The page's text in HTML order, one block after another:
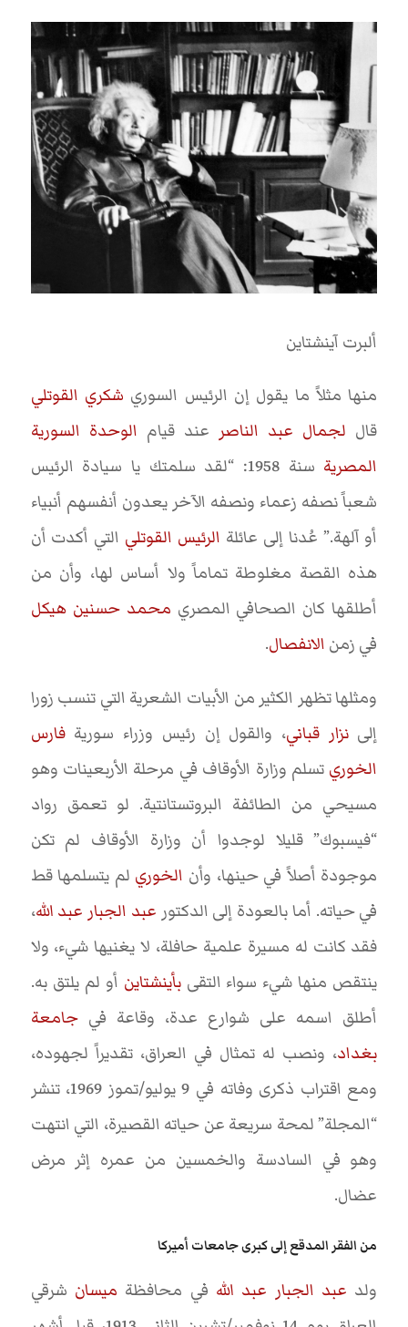
ألبرت آينشتاين
منها مثلاً ما يقول إن الرئيس السوري شكري القوتلي
قال لجمال عبد الناصر عند قيام الوحدة السورية
المصرية
سنة 1958: “لقد سلمتك يا سيادة الرئيس
شعباً نصفه زعماء ونصفه الآخر يعدون أنفسهم أنبياء
أو آلهة.” عُدنا إلى عائلة الرئيس القوتلي التي أكدت أن
هذه القصة مغلوطة تماماً ولا أساس لها، وأن من
أطلقها كان الصحافي المصري محمد حسنين هيكل
في زمن الانفصال.
ومثلها تظهر الكثير من الأبيات الشعرية التي تنسب زورا
إلىنزار قباني، والقول إن رئيس وزراء سوريةفارس
الخوري تسلم وزارة الأوقاف في مرحلة الأربعينات وهو
مسيحي من الطائفة البروتستانتية. لو تعمق رواد
“فيسبوك” قليلا لوجدوا أن وزارة الأوقاف لم تكن
موجودة أصلاً في حينها، وأن الخوري لم يتسلمها قط
في حياته. أما بالعودة إلى الدكتور عبد الجبار عبد الله،
فقد كانت له مسيرة علمية حافلة، لا يغنيها شيء، ولا
ينتقص منها شيء سواء التقىبأينشتاين أو لم يلتق به.
أطلق اسمه على شوارع عدة، وقاعة فيجامعة
بغداد، ونصب له تمثال في العراق، تقديراً لجهوده،
ومع اقتراب ذكرى وفاته في 9 يوليو/تموز 1969، تنشر
“المجلة” لمحة سريعة عن حياته القصيرة، التي انتهت
وهو في السادسة والخمسين من عمره إثر مرض
عضال.
من الفقر المدقع إلى كبرى جامعات أميركا
ولد عبد الجبار عبد الله في محافظة ميسان شرقي